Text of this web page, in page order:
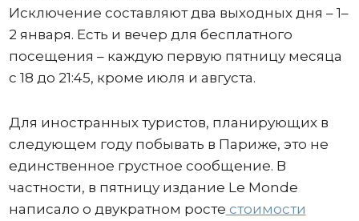
Исключение составляют два выходных дня – 1–
2 января. Есть и вечер для бесплатного
посещения – каждую первую пятницу месяца
с 18 до 21:45, кроме июля и августа.
Для иностранных туристов, планирующих в
следующем году побывать в Париже, это не
единственное грустное сообщение. В
частности, в пятницу издание Le Monde
написало о двукратном росте стоимости